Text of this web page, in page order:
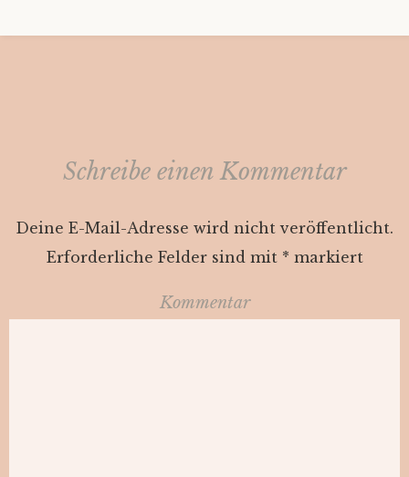
Schreibe einen Kommentar
Deine E-Mail-Adresse wird nicht veröffentlicht.
Erforderliche Felder sind mit * markiert
Kommentar